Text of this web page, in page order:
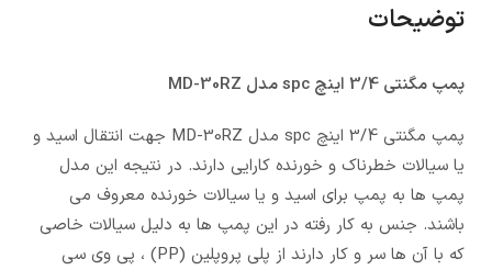
توضیحات
پمپ مگنتی 3/4 اینچ spc مدل MD-30RZ
پمپ مگنتی 3/4 اینچ spc مدل MD-30RZ جهت انتقال اسید و
یا سیالات خطرناک و خورنده کارایی دارند. در نتیجه این مدل
پمپ ها به پمپ برای اسید و یا سیالات خورنده معروف می
باشند. جنس به کار رفته در این پمپ ها به دلیل سیالات خاصی
که با آن ها سر و کار دارند از پلی پروپلین (PP) ، پی وی سی